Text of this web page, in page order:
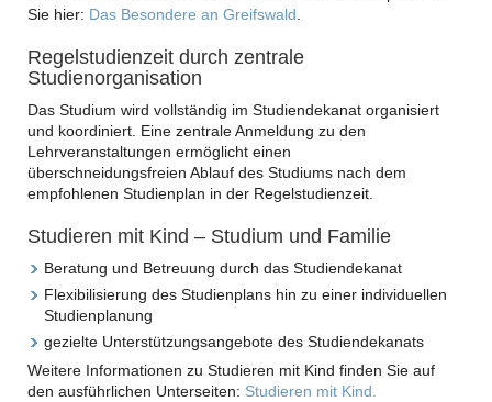
Sie hier: Das Besondere an Greifswald.
Regelstudienzeit durch zentrale
Studienorganisation
Das Studium wird vollständig im Studiendekanat organisiert
und koordiniert. Eine zentrale Anmeldung zu den
Lehrveranstaltungen ermöglicht einen
überschneidungsfreien Ablauf des Studiums nach dem
empfohlenen Studienplan in der Regelstudienzeit.
Studieren mit Kind – Studium und Familie
Beratung und Betreuung durch das Studiendekanat
Flexibilisierung des Studienplans hin zu einer individuellen
Studienplanung
gezielte Unterstützungsangebote des Studiendekanats
Weitere Informationen zu Studieren mit Kind finden Sie auf
den ausführlichen Unterseiten: Studieren mit Kind.